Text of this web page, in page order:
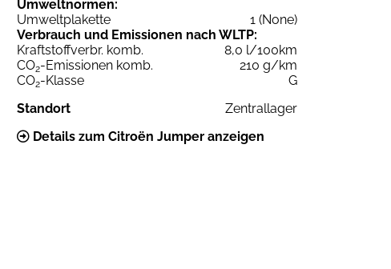
Umweltnormen:
Umweltplakette
1 (None)
Verbrauch und Emissionen nach WLTP:
Kraftstoffverbr. komb.
8,0 l/100km
CO2-Emissionen komb.
210 g/km
CO2-Klasse
G
Standort
Zentrallager
Details zum Citroën Jumper anzeigen